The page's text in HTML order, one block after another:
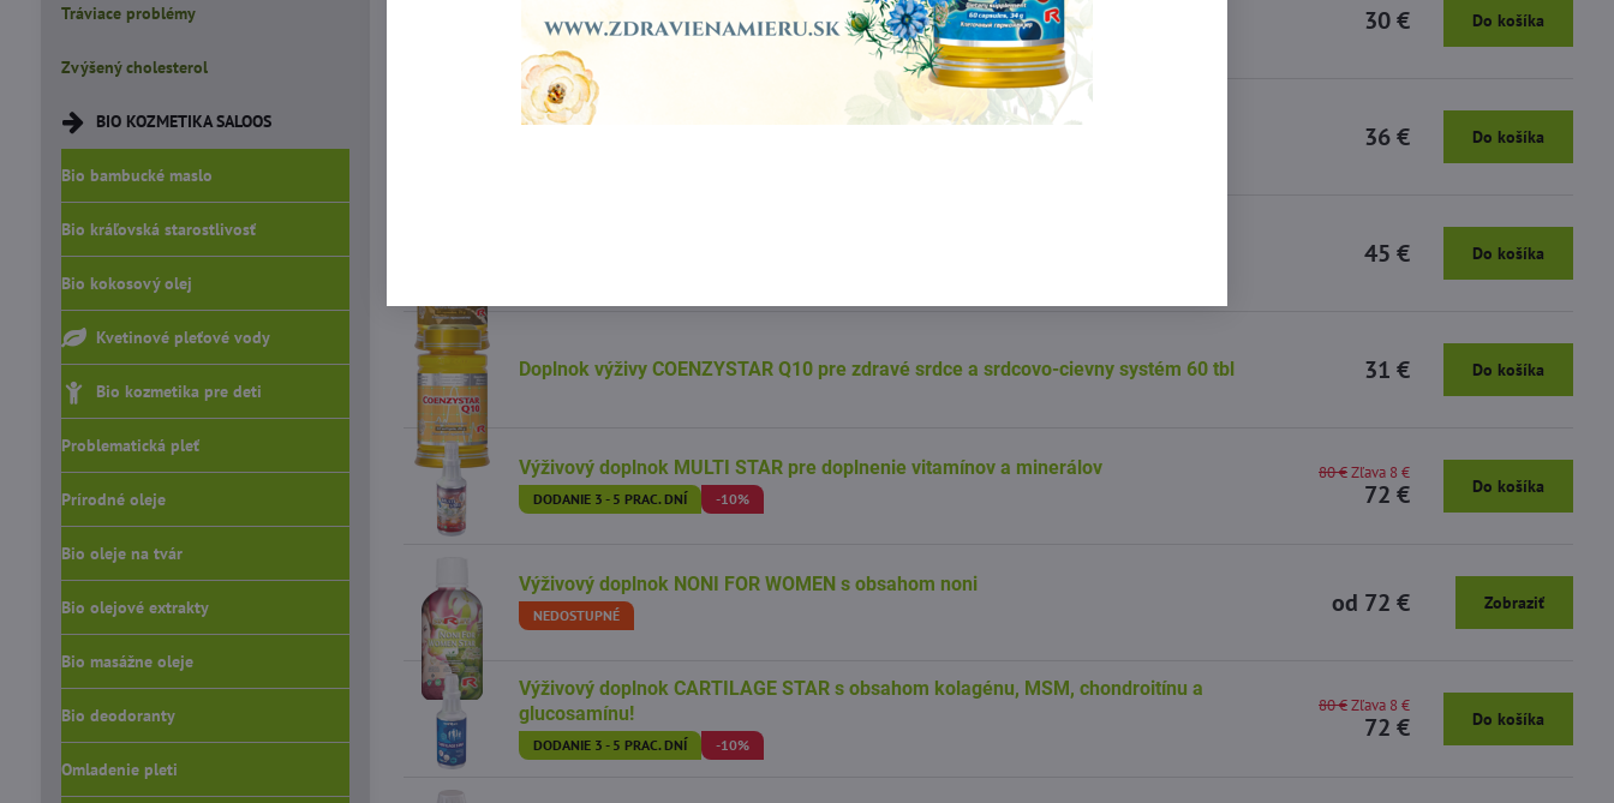
Výživový doplnok CORAL CALCIUM STAR s obsahom morského koralu 30 € Do košíka
36 € Do košíka
45 € Do košíka
Doplnok výživy COENZYSTAR Q10 pre zdravé srdce a srdcovo-cievny systém 60 tbl 31 € Do košíka
Výživový doplnok MULTI STAR pre doplnenie vitamínov a minerálov
DODANIE 3 - 5 PRAC. DNÍ -10% 72 €
80 €Zľava 8 €
Do košíka
Výživový doplnok NONI FOR WOMEN s obsahom noni
NEDOSTUPNÉ od 72 € Zobraziť
Výživový doplnok CARTILAGE STAR s obsahom kolagénu, MSM, chondroitínu a
glucosamínu!
DODANIE 3 - 5 PRAC. DNÍ -10%
72 €
80 €Zľava 8 €
Do košíka
Tráviace problémy
Zvýšený cholesterol
BIO KOZMETIKA SALOOS
Bio bambucké maslo
Bio kráľovská starostlivosť
Bio kokosový olej
Kvetinové pleťové vody
Bio kozmetika pre deti
Problematická pleť
Prírodné oleje
Bio oleje na tvár
Bio olejové extrakty
Bio masážne oleje
Bio deodoranty
Omladenie pleti